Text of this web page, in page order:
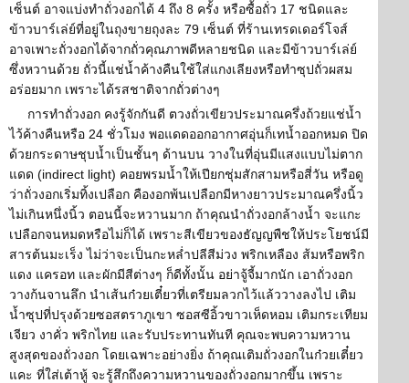
เซ็นต์ อาจแบ่งทำถั่วงอกได้ 4 ถึง 8 ครั้ง หรือซื้อถั่ว 17 ชนิดและ
ข้าวบาร์เล่ย์ที่อยู่ในถุงขายถุงละ 79 เซ็นต์ ที่ร้านเทรดเดอร์โจส์
อาจเพาะถั่วงอกได้จากถั่วคุณภาพดีหลายชนิด และมีข้าวบาร์เล่ย์
ซึ่งหวานด้วย ถั่วนี้แช่น้ำค้างคืนใช้ใส่แกงเลียงหรือทำซุปถั่วผสม
อร่อยมาก เพราะได้รสชาติจากถั่วต่างๆ
การทำถั่วงอก คงรู้จักกันดี ตวงถั่วเขียวประมาณครึ่งถ้วยแช่น้ำ
ไว้ค้างคืนหรือ 24 ชั่วโมง พอแดดออกอากาศอุ่นก็เทน้ำออกหมด ปิด
ด้วยกระดาษชุบน้ำเป็นชั้นๆ ด้านบน วางในที่อุ่นมีแสงแบบไม่ตาก
แดด (indirect light) คอยพรมน้ำให้เปียกชุ่มสักสามหรือสี่วัน หรือดู
ว่าถั่วงอกเริ่มทิ้งเปลือก คืองอกพ้นเปลือกมีหางยาวประมาณครึ่งนิ้ว
ไม่เกินหนึ่งนิ้ว ตอนนี้จะหวานมาก ถ้าคุณนำถั่วงอกล้างน้ำ จะแกะ
เปลือกจนหมดหรือไม่ก็ได้ เพราะสีเขียวของธัญญพืชให้ประโยชน์มี
สารต้นมะเร็ง ไม่ว่าจะเป็นกะหล่ำปลีสีม่วง พริกเหลือง ส้มหรือพริก
แดง แครอท และผักมีสีต่างๆ ก็ดีทั้งนั้น อย่าจู้จี้มากนัก เอาถั่วงอก
วางก้นจานลึก นำเส้นก๋วยเตี๋ยวที่เตรียมลวกไว้แล้ววางลงไป เติม
น้ำซุปที่ปรุงด้วยซอสตราภูเขา ซอสซีอิ้วขาวเห็ดหอม เติมกระเทียม
เจียว งาคั่ว พริกไทย และรับประทานทันที คุณจะพบความหวาน
สูงสุดของถั่วงอก โดยเฉพาะอย่างยิ่ง ถ้าคุณเติมถั่วงอกในก๋วยเตี๋ยว
แคะ ที่ใส่เต้าหู้ จะรู้สึกถึงความหวานของถั่วงอกมากขึ้น เพราะ